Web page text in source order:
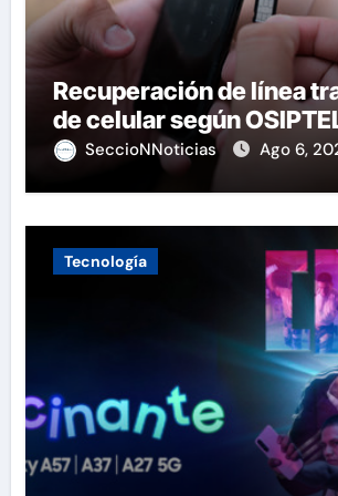
Recuperación de línea
de celular según
SeccioNNoticias Ago 6,
Tecnología